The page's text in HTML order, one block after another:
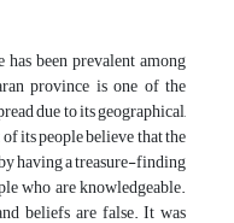
been prevalent among
province is one of the
due to its geographical,
its people believe that the
having a treasure-finding
who are knowledgeable.
beliefs are false. It was